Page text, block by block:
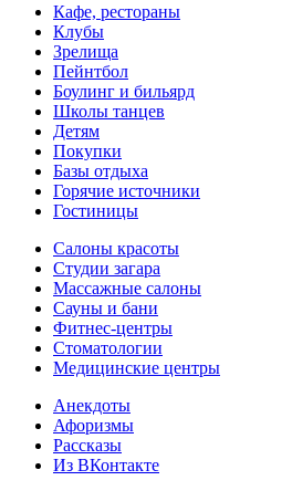
Кафе, рестораны
Клубы
Зрелища
Пейнтбол
Боулинг и бильярд
Школы танцев
Детям
Покупки
Базы отдыха
Горячие источники
Гостиницы
Салоны красоты
Студии загара
Массажные салоны
Сауны и бани
Фитнес-центры
Стоматологии
Медицинские центры
Анекдоты
Афоризмы
Рассказы
Из ВКонтакте